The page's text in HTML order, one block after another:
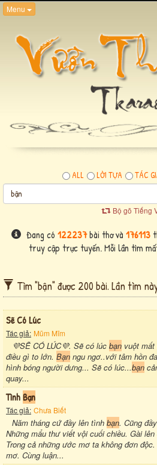
Menu
ALL LỜI TỰA TÁC
Bộ gõ Tiếng
Đang có 122237bài thơ và 176113
truy cập trực tuyến. Mỗi lần tìm
Tìm "bận" được 200 bài. Lần tìm
Sẽ Có Lúc
Tác giả: Mũm Mĩm
💜SẼ CÓ LÚC💜. Sẽ có lúc bạn vuột
điều gì to lớn. Bạn ngu ngơ..với tâm hồn
hình bóng người dưng... Sẽ có lúc...bạn
quay...
TìnhBạn
Tác giả: Chưa Biết
Năm tháng cứ đầy lên tình bạn. Cũng
Những mẩu thư viết vội cuối chiều. Gài
Trong cả những ước mơ ta không đơn độc.
mơ. Cùng luận...